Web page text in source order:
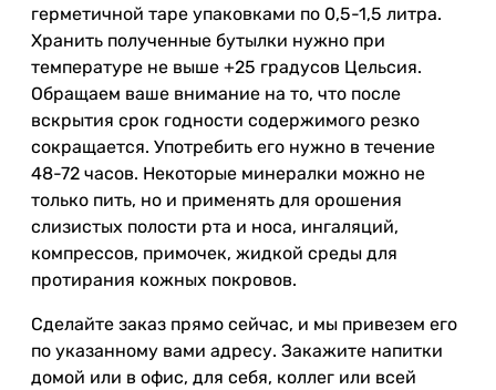
герметичной таре упаковками по 0,5-1,5 литра.
Хранить полученные бутылки нужно при
температуре не выше +25 градусов Цельсия.
Обращаем ваше внимание на то, что после
вскрытия срок годности содержимого резко
сокращается. Употребить его нужно в течение
48-72 часов. Некоторые минералки можно не
только пить, но и применять для орошения
слизистых полости рта и носа, ингаляций,
компрессов, примочек, жидкой среды для
протирания кожных покровов.
Сделайте заказ прямо сейчас, и мы привезем его
по указанному вами адресу. Закажите напитки
домой или в офис, для себя, коллег или всей